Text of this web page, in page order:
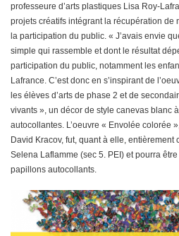
professeure d’arts plastiques Lisa Roy-
projets créatifs intégrant la récupération de
la participation du public. « J’avais envie
simple qui rassemble et dont le résultat
participation du public, notamment les
Lafrance. C’est donc en s’inspirant de
les élèves d’arts de phase 2 et de
vivants », un décor de style canevas blanc
autocollantes. L’oeuvre « Envolée colorée
David Kracov, fut, quant à elle, entièrement
Selena Laflamme (sec 5. PEI) et pourra
papillons autocollants.